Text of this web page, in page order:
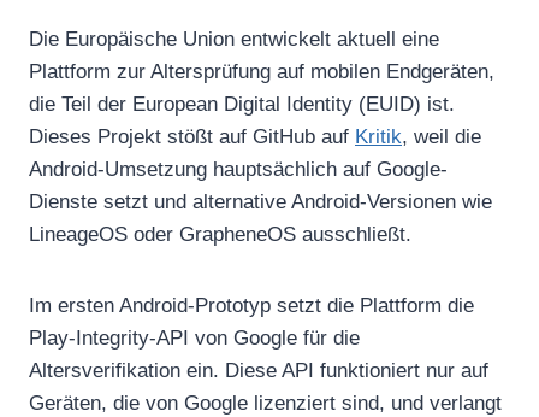
Die Europäische Union entwickelt aktuell eine
Plattform zur Altersprüfung auf mobilen Endgeräten,
die Teil der European Digital Identity (EUID) ist.
Dieses Projekt stößt auf GitHub auf Kritik, weil die
Android-Umsetzung hauptsächlich auf Google-
Dienste setzt und alternative Android-Versionen wie
LineageOS oder GrapheneOS ausschließt.
Im ersten Android-Prototyp setzt die Plattform die
Play-Integrity-API von Google für die
Altersverifikation ein. Diese API funktioniert nur auf
Geräten, die von Google lizenziert sind, und verlangt